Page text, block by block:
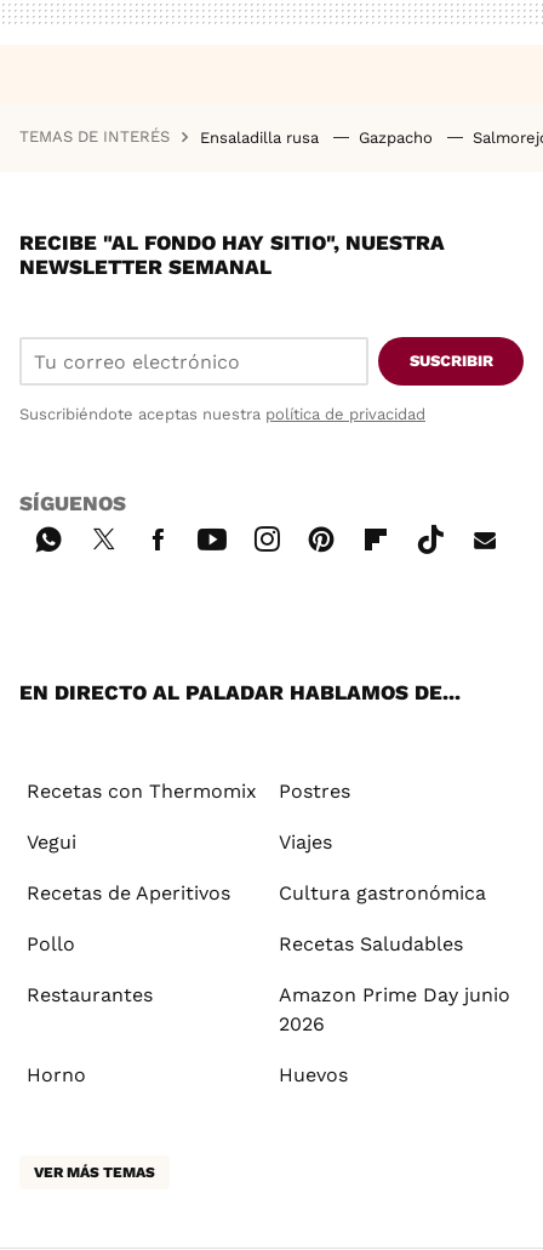
TEMAS DE INTERÉS Ensaladilla rusa Gazpacho
RECIBE "AL FONDO HAY SITIO", NUESTRA
NEWSLETTER SEMANAL
SUSCRIBIR
Suscribiéndote aceptas nuestra política de privacidad
SÍGUENOS
EN DIRECTO AL PALADAR HABLAMOS DE...
Recetas con Thermomix Postres
Vegui Viajes
Recetas de Aperitivos Cultura gastronómica
Pollo Recetas Saludables
Restaurantes
Amazon Prime Day junio
2026
Horno Huevos
VER MÁS TEMAS